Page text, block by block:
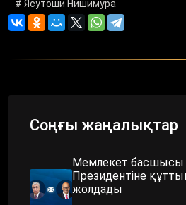
# Ясутоши Нишимура
Соңғы жаңалықтар
Мемлекет басшысы
Президентіне
жолдады